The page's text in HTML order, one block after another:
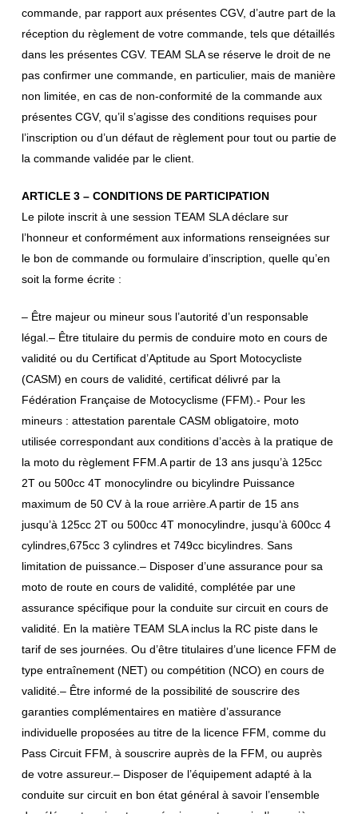
commande, par rapport aux présentes CGV, d’autre part de la
réception du règlement de votre commande, tels que détaillés
dans les présentes CGV. TEAM SLA se réserve le droit de ne
pas confirmer une commande, en particulier, mais de manière
non limitée, en cas de non-conformité de la commande aux
présentes CGV, qu’il s’agisse des conditions requises pour
l’inscription ou d’un défaut de règlement pour tout ou partie de
la commande validée par le client.
ARTICLE 3 – CONDITIONS DE PARTICIPATION
Le pilote inscrit à une session TEAM SLA déclare sur
l’honneur et conformément aux informations renseignées sur
le bon de commande ou formulaire d’inscription, quelle qu’en
soit la forme écrite :
– Être majeur ou mineur sous l’autorité d’un responsable
légal.– Être titulaire du permis de conduire moto en cours de
validité ou du Certificat d’Aptitude au Sport Motocycliste
(CASM) en cours de validité, certificat délivré par la
Fédération Française de Motocyclisme (FFM).- Pour les
mineurs : attestation parentale CASM obligatoire, moto
utilisée correspondant aux conditions d’accès à la pratique de
la moto du règlement FFM.A partir de 13 ans jusqu’à 125cc
2T ou 500cc 4T monocylindre ou bicylindre Puissance
maximum de 50 CV à la roue arrière.A partir de 15 ans
jusqu’à 125cc 2T ou 500cc 4T monocylindre, jusqu’à 600cc 4
cylindres,675cc 3 cylindres et 749cc bicylindres. Sans
limitation de puissance.– Disposer d’une assurance pour sa
moto de route en cours de validité, complétée par une
assurance spécifique pour la conduite sur circuit en cours de
validité. En la matière TEAM SLA inclus la RC piste dans le
tarif de ses journées. Ou d’être titulaires d’une licence FFM de
type entraînement (NET) ou compétition (NCO) en cours de
validité.– Être informé de la possibilité de souscrire des
garanties complémentaires en matière d’assurance
individuelle proposées au titre de la licence FFM, comme du
Pass Circuit FFM, à souscrire auprès de la FFM, ou auprès
de votre assureur.– Disposer de l’équipement adapté à la
conduite sur circuit en bon état général à savoir l’ensemble